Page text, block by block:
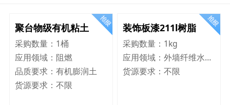
聚台物级有机粘土
采购数量： 1桶
应用领域： 阻燃
品质要求： 有机膨润土
货源要求： 不限
装饰板漆211l树脂
采购数量： 1kg
应用领域：
外墙纤维水泥板
货源要求：不限